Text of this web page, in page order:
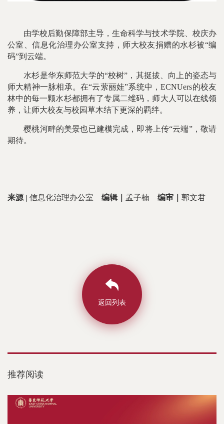
由学校后勤保障部主导，生命科学与技术学院、校庆办
公室、信息化治理办公室支持，师大校友捐赠的水杉被“编
码”到云端。
水杉是华东师范大学的“校树”，其挺拔、向上的姿态与
师大精神一脉相承。在“云萦丽娃”系统中，ECNUers的校友
林中的每一颗水杉都拥有了专属二维码，师大人可以在线领
养，让师大校友与校园草木结下更深的羁绊。
樱桃河畔的美景也已建模完成，即将上传“云端”，敬请
期待。
来源 | 信息化治理办公室 编辑｜ 孟子楠 编审｜ 郭文君
返回列表
推荐阅读